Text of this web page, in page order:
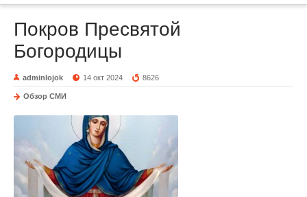
Покров Пресвятой
Богородицы
adminlojok 14 окт 2024 8626
Обзор СМИ